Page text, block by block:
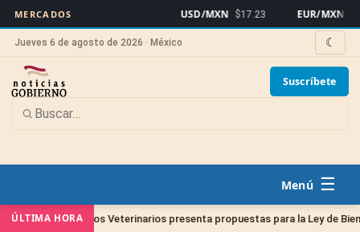
MERCADOS USD/MXN $17.23 EUR/MXN
Jueves 6 de agosto de 2026 · México ☾
Suscríbete
☰
ÚLTIMA HORA
de Médicos Veterinarios presenta propuestas para la Ley de